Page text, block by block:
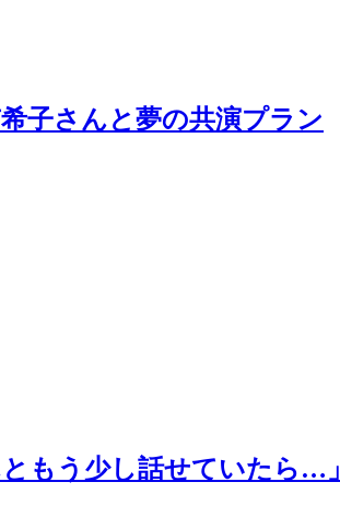
子さんと夢の共演プラン
もう少し話せていたら…」